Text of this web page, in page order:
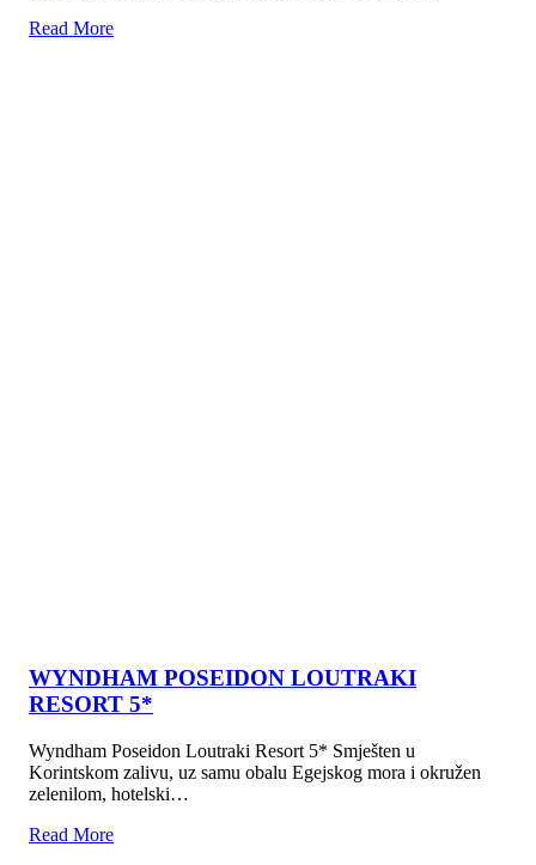
Read More
WYNDHAM POSEIDON LOUTRAKI
RESORT 5*
Wyndham Poseidon Loutraki Resort 5* Smješten u
Korintskom zalivu, uz samu obalu Egejskog mora i okružen
zelenilom, hotelski…
Read More